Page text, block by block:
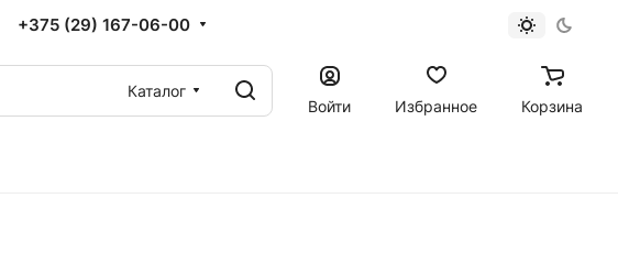
+375 (29) 167-06-00
Каталог
Войти
Избранное Корзина